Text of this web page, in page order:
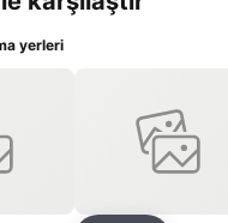
yerleri